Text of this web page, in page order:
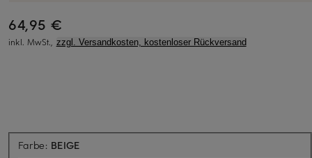
64,95 €
inkl. MwSt., zzgl. Versandkosten, kostenloser Rückversand
Farbe: BEIGE